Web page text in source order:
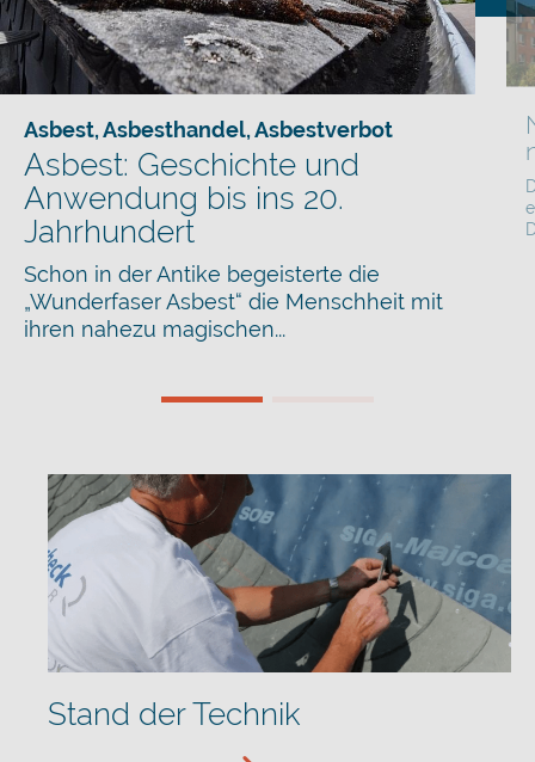
Asbest,Asbesthandel,Asbestverbot
Asbest: Geschichte und
Anwendung bis ins 20.
Jahrhundert
Schon in der Antike begeisterte die
„Wunderfaser Asbest“ die Menschheit mit
ihren nahezu magischen...
Stand der Technik